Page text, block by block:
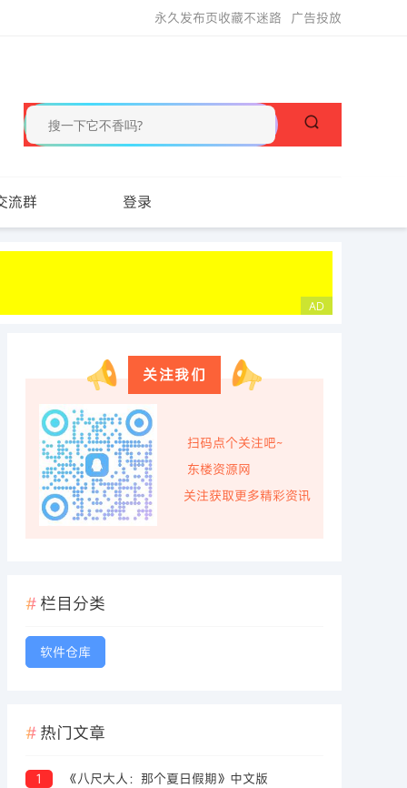
广告投放
永久发布页收藏不迷路
流群 登录
关注我们
扫码点个关注吧~
东楼资源网
关注获取更多精彩资讯
栏目分类
软件仓库
热门文章
1 《八尺大人：那个夏日假期》中文版